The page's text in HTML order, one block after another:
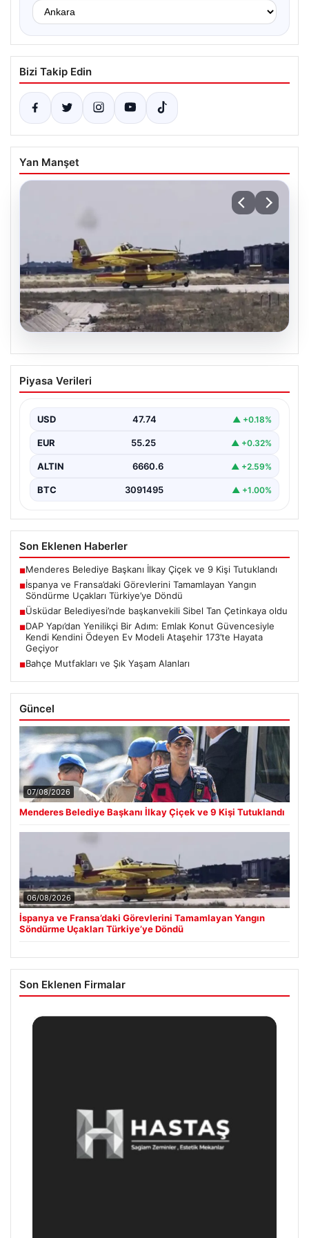
Bizi Takip Edin
Yan Manşet
06.08.2026
İspanya ve Fransa’daki Görevlerini
Tamamlayan Yangın Söndürme Uçakları
Orman Genel Müdürlüğü tarafından yapılan açıklamada,
büyük…
Piyasa Verileri
USD 47.74 ▲ +0.18%
EUR 55.25 ▲ +0.32%
ALTIN 6660.6 ▲ +2.59%
BTC 3091495 ▲ +1.00%
Son Eklenen Haberler
■Menderes Belediye Başkanı İlkay Çiçek ve 9 Kişi Tutuklandı
■İspanya ve Fransa’daki Görevlerini Tamamlayan Yangın
Söndürme Uçakları Türkiye’ye Döndü
■Üsküdar Belediyesi’nde başkanvekili Sibel Tan Çetinkaya oldu
■DAP Yapı’dan Yenilikçi Bir Adım: Emlak Konut Güvencesiyle
Kendi Kendini Ödeyen Ev Modeli Ataşehir 173’te Hayata
Geçiyor
■Bahçe Mutfakları ve Şık Yaşam Alanları
Güncel
07/08/2026
Menderes Belediye Başkanı İlkay Çiçek ve 9 Kişi Tutuklandı
06/08/2026
İspanya ve Fransa’daki Görevlerini Tamamlayan Yangın
Söndürme Uçakları Türkiye’ye Döndü
Son Eklenen Firmalar